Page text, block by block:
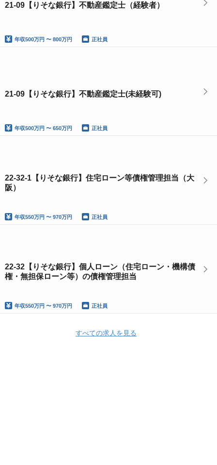
21-09【りそな銀行】不動産鑑定士（経験者）
年収500万円 〜 800万円 正社員
21-09【りそな銀行】不動産鑑定士(未経験可)
年収500万円 〜 650万円 正社員
22-32-1【りそな銀行】住宅ローン等債権管理担当（大
阪）
年収550万円 〜 970万円 正社員
22-32【りそな銀行】個人ローン（住宅ローン・機構債
権・無担保ローン等）の債権管理担当
年収550万円 〜 970万円 正社員
すべての求人を見る